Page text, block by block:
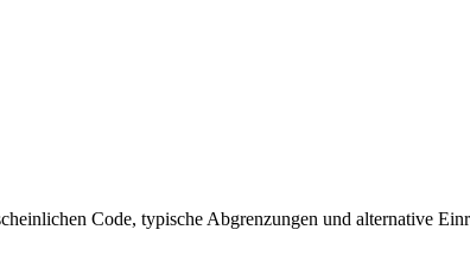
Code, typische Abgrenzungen und alternative